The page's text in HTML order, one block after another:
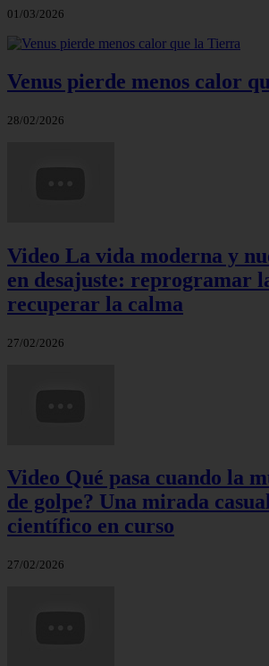
01/03/2026
Venus pierde menos calor
28/02/2026
Video La vida moderna y
en desajuste: reprogramar
recuperar la calma
27/02/2026
Video Qué pasa cuando la
de golpe? Una mirada
científico en curso
27/02/2026